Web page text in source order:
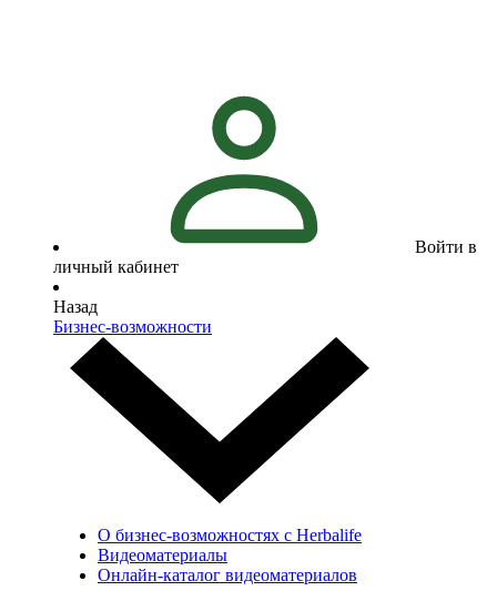
Войти в
личный кабинет
Назад
Бизнес-возможности
О бизнес-возможностях с Herbalife
Видеоматериалы
Онлайн-каталог видеоматериалов